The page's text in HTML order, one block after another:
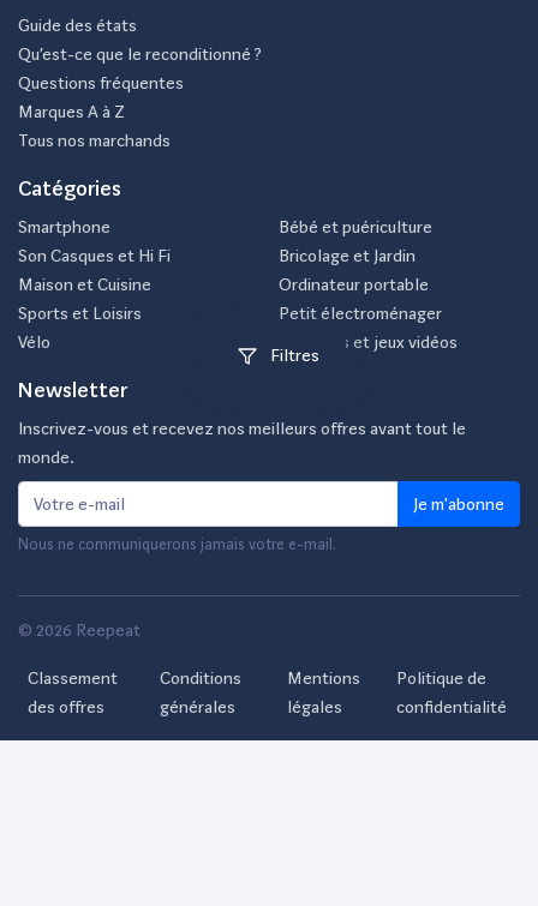
Filtres
Guide des états
Qu’est-ce que le reconditionné ?
Questions fréquentes
Marques A à Z
Tous nos marchands
Catégories
Smartphone
Son Casques et Hi Fi
Maison et Cuisine
Sports et Loisirs
Vélo
Bébé et puériculture
Bricolage et Jardin
Ordinateur portable
Petit électroménager
Consoles et jeux vidéos
Newsletter
Inscrivez-vous et recevez nos meilleurs offres avant tout le
monde.
Je m'abonne
Nous ne communiquerons jamais votre e-mail.
© 2026 Reepeat
Classement
des offres
Conditions
générales
Mentions
légales
Politique de
confidentialité